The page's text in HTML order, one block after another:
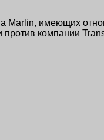
имеющих
компании